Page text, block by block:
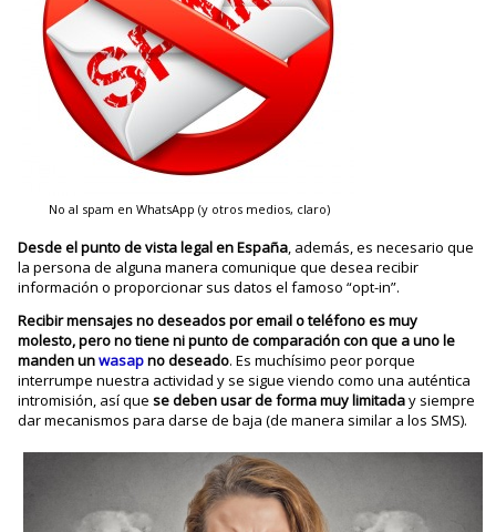
No al spam en WhatsApp (y otros medios, claro)
Desde el punto de vista legal en España, además, es necesario que
la persona de alguna manera comunique que desea recibir
información o proporcionar sus datos el famoso “opt-in”.
Recibir mensajes no deseados por email o teléfono es muy
molesto, pero no tiene ni punto de comparación con que a uno le
manden unwasapno deseado. Es muchísimo peor porque
interrumpe nuestra actividad y se sigue viendo como una auténtica
intromisión, así quese deben usar de forma muy limitaday siempre
dar mecanismos para darse de baja (de manera similar a los SMS).